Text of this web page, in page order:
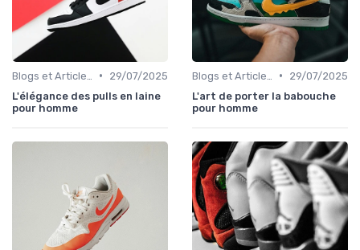
•
29/07/2025
L'élégance des pulls en laine
pour homme
•
29/07/2025
L'art de porter la babouche
pour homme